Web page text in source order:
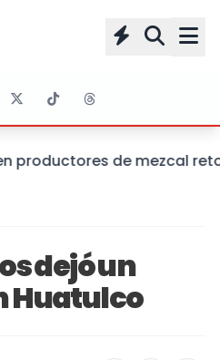
productores de mezcal
dejó un
Huatulco